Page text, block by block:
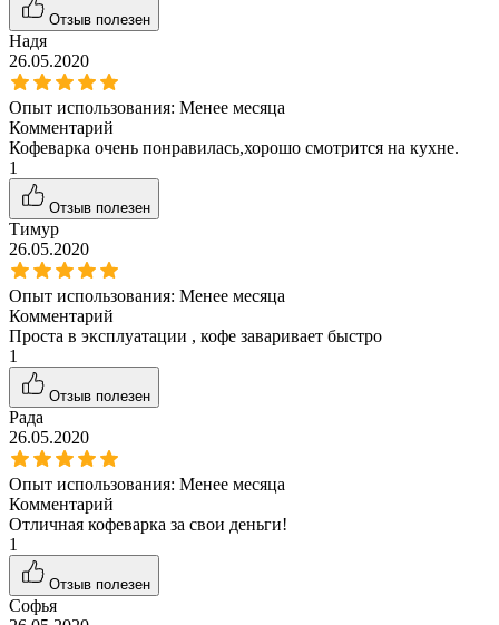
Отзыв полезен
Надя
26.05.2020
Опыт использования: Менее месяца
Комментарий
Кофеварка очень понравилась,хорошо смотрится на кухне.
1
Отзыв полезен
Тимур
26.05.2020
Опыт использования: Менее месяца
Комментарий
Проста в эксплуатации , кофе заваривает быстро
1
Отзыв полезен
Рада
26.05.2020
Опыт использования: Менее месяца
Комментарий
Отличная кофеварка за свои деньги!
1
Отзыв полезен
Софья